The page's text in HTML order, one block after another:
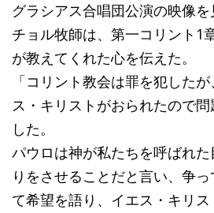
グラシアス合唱団公演の映像
チョル牧師は、第一コリント1
が教えてくれた心を伝えた。
「コリント教会は罪を犯した
ス・キリストがおられたので
した。
パウロは神が私たちを呼ばれ
りをさせることだと言い、争
て希望を語り、イエス・キリス